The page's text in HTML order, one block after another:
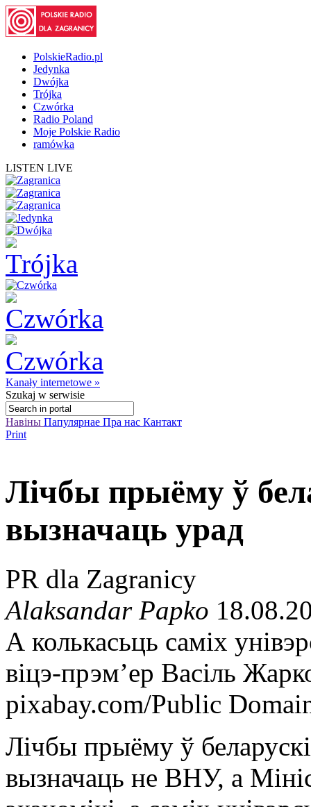
PolskieRadio.pl
Jedynka
Dwójka
Trójka
Czwórka
Radio Poland
Moje Polskie Radio
ramówka
LISTEN LIVE
Kanały internetowe »
Szukaj w serwisie
Навіны Папулярнае Пра нас Кантакт
Print
Лічбы прыёму ў
вызначаць урад
PR dla Zagranicy
Alaksandar Papko
А колькасьць саміх
віцэ-прэм’ер Васіль
pixabay.com/Public
Лічбы прыёму ў
вызначаць не ВНУ, а